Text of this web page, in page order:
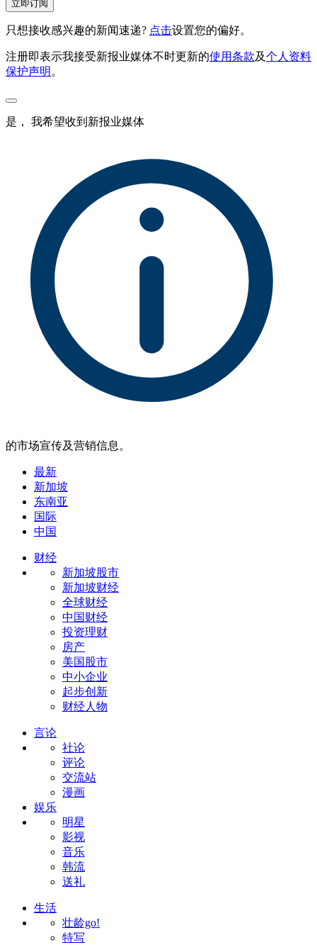
立即订阅
只想接收感兴趣的新闻速递? 点击设置您的偏好。
注册即表示我接受新报业媒体不时更新的使用条款及个人资料
保护声明。
是， 我希望收到新报业媒体
的市场宣传及营销信息。
最新
新加坡
东南亚
国际
中国
财经
新加坡股市
新加坡财经
全球财经
中国财经
投资理财
房产
美国股市
中小企业
起步创新
财经人物
言论
社论
评论
交流站
漫画
娱乐
明星
影视
音乐
韩流
送礼
生活
壮龄go!
特写